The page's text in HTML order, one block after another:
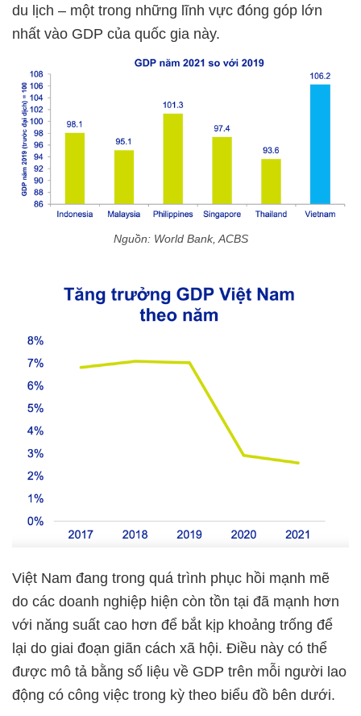
du lịch – một trong những lĩnh vực đóng góp lớn
nhất vào GDP của quốc gia này.
Nguồn: World Bank, ACBS
Việt Nam đang trong quá trình phục hồi mạnh mẽ
do các doanh nghiệp hiện còn tồn tại đã mạnh hơn
với năng suất cao hơn để bắt kịp khoảng trống để
lại do giai đoạn giãn cách xã hội. Điều này có thể
được mô tả bằng số liệu về GDP trên mỗi người lao
động có công việc trong kỳ theo biểu đồ bên dưới.